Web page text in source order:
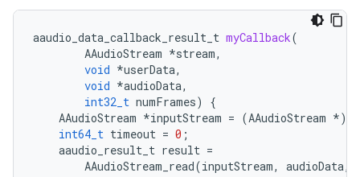
aaudio_data_callback_result_t myCallback(
AAudioStream *stream,
void *userData,
void *audioData,
int32_t numFrames)
{
AAudioStream *inputStream = (AAudioStream *)
int64_t timeout = 0 ;
aaudio_result_t result =
AAudioStream_read(inputStream, audioData,